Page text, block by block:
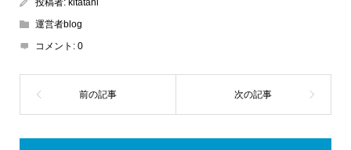
運営者blog
コメント: 0